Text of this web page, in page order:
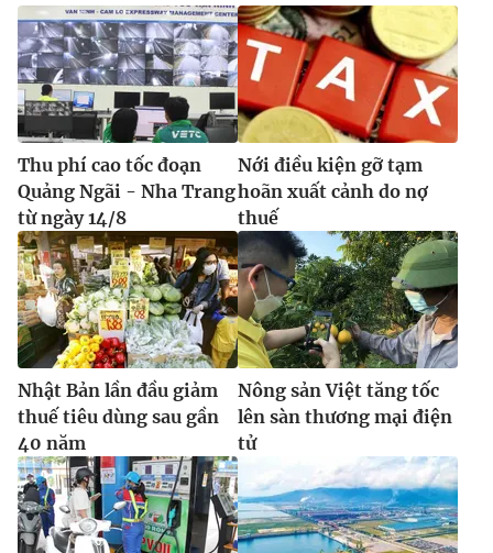
Ðiện thoại Thời báo VTV:024.66 897 897
Email:toasoan@vtv.vn
Liên hệ quảng cáo:024-7300.7108
® Cấm sao chép dưới mọi hình thức nếu không có sự chấp
thuận bằng văn bản. Ghi rõ nguồn VTV.vn khi phát hành lại
thông tin từ website này.
Thu phí cao tốc đoạn
Quảng Ngãi - Nha Trang
từ ngày 14/8
Nới điều kiện gỡ tạm
hoãn xuất cảnh do nợ
thuế
Nhật Bản lần đầu giảm
thuế tiêu dùng sau gần
40 năm
Nông sản Việt tăng tốc
lên sàn thương mại điện
tử